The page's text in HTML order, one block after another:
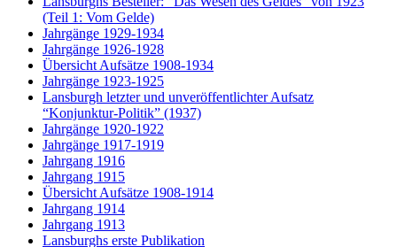
(Teil 1: Vom Gelde)
Jahrgänge 1929-1934
Jahrgänge 1926-1928
Übersicht Aufsätze 1908-1934
Jahrgänge 1923-1925
Lansburgh letzter und unveröffentlichter Aufsatz
“Konjunktur-Politik” (1937)
Jahrgänge 1920-1922
Jahrgänge 1917-1919
Jahrgang 1916
Jahrgang 1915
Übersicht Aufsätze 1908-1914
Jahrgang 1914
Jahrgang 1913
Lansburghs erste Publikation